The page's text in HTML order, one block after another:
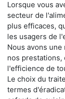
Lorsque vous
secteur de
plus efficaces,
les usagers de
Nous avons
nos prestations,
l'efficience de
Le choix du
termes